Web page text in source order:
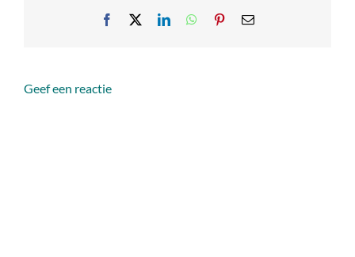
Facebook LinkedInWhatsApp
PinterestEmail
Geef een reactie